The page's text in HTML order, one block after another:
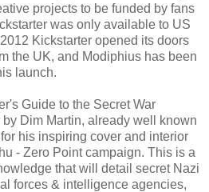
projects to be funded by fans
was only available to US
Kickstarter opened its doors
the UK, and Modiphius has been
launch.
Guide to the Secret War
Dim Martin, already well known
his inspiring cover and interior
- Zero Point campaign. This is a
that will detail secret Nazi
forces & intelligence agencies,